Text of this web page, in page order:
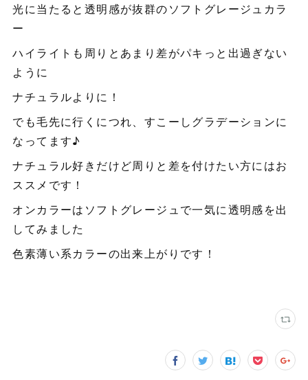
光に当たると透明感が抜群のソフトグレージュカラ
ー
ハイライトも周りとあまり差がパキっと出過ぎない
ように
ナチュラルよりに！
でも毛先に行くにつれ、すこーしグラデーションに
なってます♪
ナチュラル好きだけど周りと差を付けたい方にはお
ススメです！
オンカラーはソフトグレージュで一気に透明感を出
してみました
色素薄い系カラーの出来上がりです！